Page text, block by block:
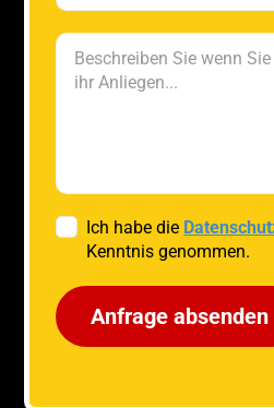
Ich habe die
Kenntnis genommen.